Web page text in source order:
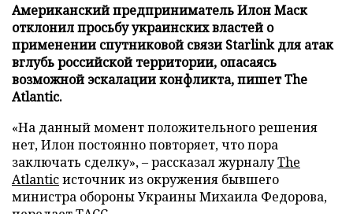
Американский предприниматель Илон Маск
отклонил просьбу украинских властей о
применении спутниковой связи Starlink для атак
вглубь российской территории, опасаясь
возможной эскалации конфликта, пишет The
Atlantic.
«На данный момент положительного решения
нет, Илон постоянно повторяет, что пора
заключать сделку», – рассказал журналуThe
Atlanticисточник из окружения бывшего
министра обороны Украины Михаила Федорова,